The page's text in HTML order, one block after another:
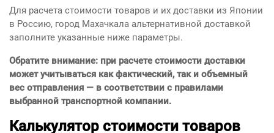
Для расчета стоимости товаров и их доставки из Японии
в Россию, город Махачкала альтернативной доставкой
заполните указанные ниже параметры.
Обратите внимание: при расчете стоимости доставки
может учитываться как фактический, так и объемный
вес отправления — в соответствии с правилами
выбранной транспортной компании.
Калькулятор стоимости товаров